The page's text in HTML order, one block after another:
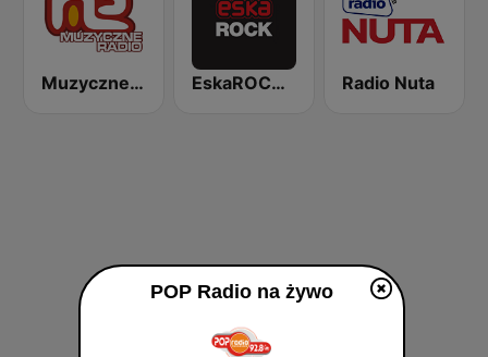
Muzyczne Radio EskaROCK Warszawa Radio Nuta
POP Radio na żywo